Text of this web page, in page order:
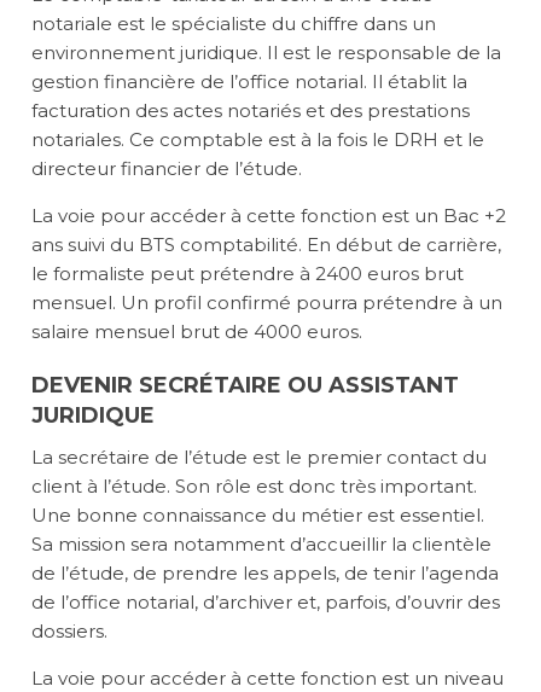
notariale est le spécialiste du chiffre dans un
environnement juridique. Il est le responsable de la
gestion financière de l’office notarial. Il établit la
facturation des actes notariés et des prestations
notariales. Ce comptable est à la fois le DRH et le
directeur financier de l’étude.
La voie pour accéder à cette fonction est un Bac +2
ans suivi du BTS comptabilité. En début de carrière,
le formaliste peut prétendre à 2400 euros brut
mensuel. Un profil confirmé pourra prétendre à un
salaire mensuel brut de 4000 euros.
DEVENIR SECRÉTAIRE OU ASSISTANT
JURIDIQUE
La secrétaire de l’étude est le premier contact du
client à l’étude. Son rôle est donc très important.
Une bonne connaissance du métier est essentiel.
Sa mission sera notamment d’accueillir la clientèle
de l’étude, de prendre les appels, de tenir l’agenda
de l’office notarial, d’archiver et, parfois, d’ouvrir des
dossiers.
La voie pour accéder à cette fonction est un niveau